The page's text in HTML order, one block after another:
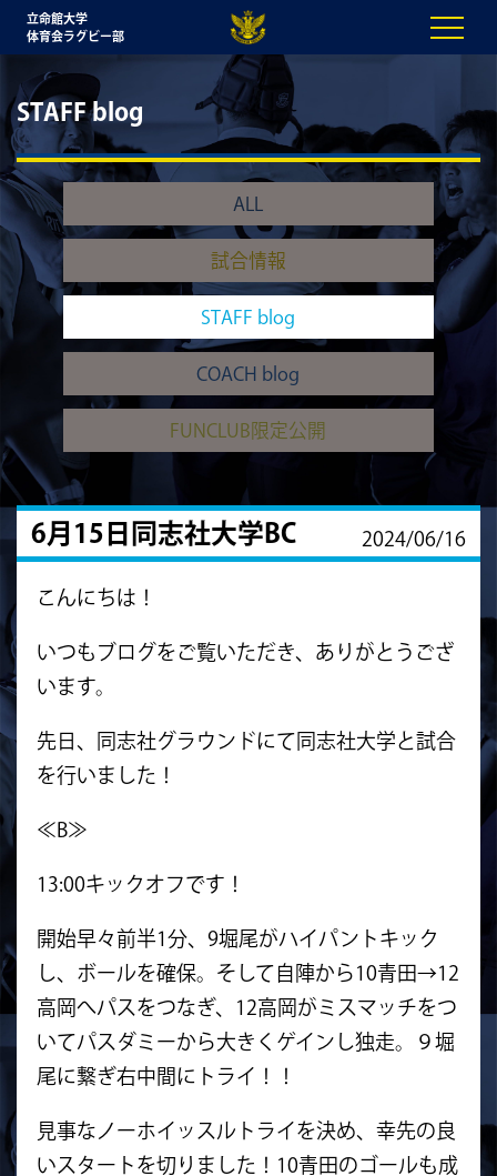
立命館大学
体育会ラグビー部
STAFF blog
ALL
試合情報
STAFF blog
COACH blog
FUNCLUB限定公開
6月15日同志社大学BC 2024/06/16
こんにちは！
いつもブログをご覧いただき、ありがとうござ
います。
先日、同志社グラウンドにて同志社大学と試合
を行いました！
≪B≫
13:00キックオフです！
開始早々前半1分、9堀尾がハイパントキック
し、ボールを確保。そして自陣から10青田→12
高岡へパスをつなぎ、12高岡がミスマッチをつ
いてパスダミーから大きくゲインし独走。９堀
尾に繋ぎ右中間にトライ！！
見事なノーホイッスルトライを決め、幸先の良
いスタートを切りました！10青田のゴールも成